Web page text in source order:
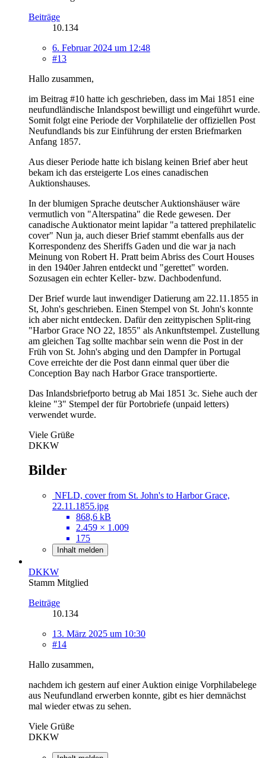
Beiträge
10.134
6. Februar 2024 um 12:48
#13
Hallo zusammen,
im Beitrag #10 hatte ich geschrieben, dass im Mai 1851 eine
neufundländische Inlandspost bewilligt und eingeführt wurde.
Somit folgt eine Periode der Vorphilatelie der offiziellen Post
Neufundlands bis zur Einführung der ersten Briefmarken
Anfang 1857.
Aus dieser Periode hatte ich bislang keinen Brief aber heut
bekam ich das ersteigerte Los eines canadischen
Auktionshauses.
In der blumigen Sprache deutscher Auktionshäuser wäre
vermutlich von "Alterspatina" die Rede gewesen. Der
canadische Auktionator meint lapidar "a tattered prephilatelic
cover" Nun ja, auch dieser Brief stammt ebenfalls aus der
Korrespondenz des Sheriffs Gaden und die war ja nach
Meinung von Robert H. Pratt beim Abriss des Court Houses
in den 1940er Jahren entdeckt und "gerettet" worden.
Sozusagen ein echter Keller- bzw. Dachbodenfund.
Der Brief wurde laut inwendiger Datierung am 22.11.1855 in
St, John's geschrieben. Einen Stempel von St. John's konnte
ich aber nicht entdecken. Dafür den zeittypischen Split-ring
"Harbor Grace NO 22, 1855" als Ankunftstempel. Zustellung
am gleichen Tag sollte machbar sein wenn die Post in der
Früh von St. John's abging und den Dampfer in Portugal
Cove erreichte der die Post dann einmal quer über die
Conception Bay nach Harbor Grace transportierte.
Das Inlandsbriefporto betrug ab Mai 1851 3c. Siehe auch der
kleine "3" Stempel der für Portobriefe (unpaid letters)
verwendet wurde.
Viele Grüße
DKKW
Bilder
NFLD, cover from St. John's to Harbor Grace,
22.11.1855.jpg
868,6 kB
2.459 × 1.009
175
Inhalt melden
DKKW
Stamm Mitglied
Beiträge
10.134
13. März 2025 um 10:30
#14
Hallo zusammen,
nachdem ich gestern auf einer Auktion einige Vorphilabelege
aus Neufundland erwerben konnte, gibt es hier demnächst
mal wieder etwas zu sehen.
Viele Grüße
DKKW